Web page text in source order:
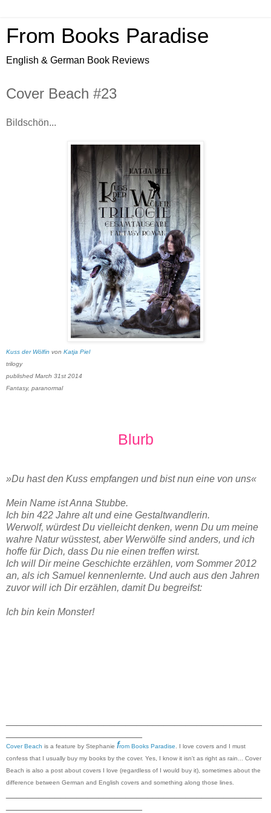
From Books Paradise
English & German Book Reviews
Cover Beach #23
Bildschön...
Kuss der Wölfin von Katja Piel
trilogy
published March 31st 2014
Fantasy, paranormal
Blurb
»Du hast den Kuss empfangen und bist nun eine von uns«
Mein Name ist Anna Stubbe.
Ich bin 422 Jahre alt und eine Gestaltwandlerin.
Werwolf, würdest Du vielleicht denken, wenn Du um meine
wahre Natur wüsstest, aber Werwölfe sind anders, und ich
hoffe für Dich, dass Du nie einen treffen wirst.
Ich will Dir meine Geschichte erzählen, vom Sommer 2012
an, als ich Samuel kennenlernte. Und auch aus den Jahren
zuvor will ich Dir erzählen, damit Du begreifst:
Ich bin kein Monster!
Cover Beach is a feature by Stephanie from Books Paradise . I love covers and I must
confess that I usually buy my books by the cover. Yes, I know it isn't as right as rain... Cover
Beach is also a post about covers I love (regardless of I would buy it), sometimes about the
difference between German and English covers and something along those lines.